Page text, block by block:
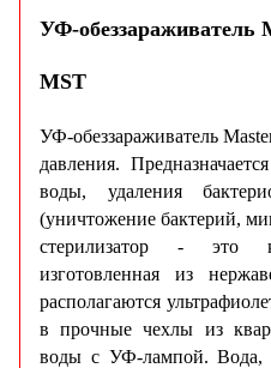
УФ-обеззараживатель
MST
УФ-обеззараживатель
давления.
воды, удаления
(уничтожение бактерий,
стерилизатор - это
изготовленная из
располагаются
в прочные чехлы из
воды с УФ-лампой. Вода,